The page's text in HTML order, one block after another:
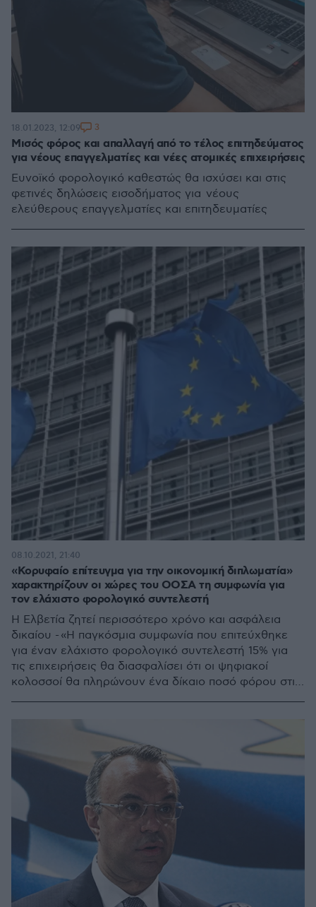
Μισός φόρος και απαλλαγή από το τέλος επιτηδεύματος
για νέους επαγγελματίες και νέες ατομικές επιχειρήσεις
Ευνοϊκό φορολογικό καθεστώς θα ισχύσει και στις
φετινές δηλώσεις εισοδήματος για νέους
ελεύθερους επαγγελματίες και επιτηδευματίες
18.01.2023, 12:09 3
«Κορυφαίο επίτευγμα για την οικονομική διπλωματία»
χαρακτηρίζουν οι χώρες του ΟΟΣΑ τη συμφωνία για
τον ελάχιστο φορολογικό συντελεστή
Η Ελβετία ζητεί περισσότερο χρόνο και ασφάλεια
δικαίου - «Η παγκόσμια συμφωνία που επιτεύχθηκε
για έναν ελάχιστο φορολογικό συντελεστή 15% για
τις επιχειρήσεις θα διασφαλίσει ότι οι ψηφιακοί
κολοσσοί θα πληρώνουν ένα δίκαιο ποσό φόρου στις
08.10.2021, 21:40